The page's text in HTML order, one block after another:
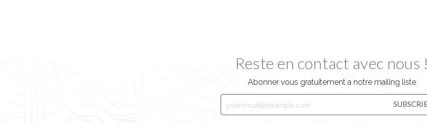
Reste en contact avec nous !
Abonner vous gratuitement a notre mailing liste